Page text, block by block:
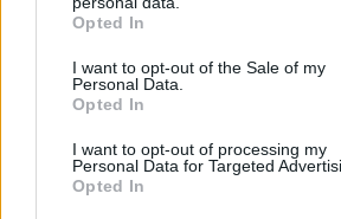
grant or deny consent to Google and its
use your data for below specified
consent section.
Opted In
I want to opt-out of the Sale of my
Personal Data.
Opted In
I want to opt-out of processing my
Personal Data for Targeted
Opted In
ανθρώπινο σώμα , μέσα σε λεπτά
ενδοφλέβιων αντιισταμινικών . Το
δεν έγιναν άμεσα αυτά και κυρίως
γιατί δεν έδινε τεστ αλλεργίας